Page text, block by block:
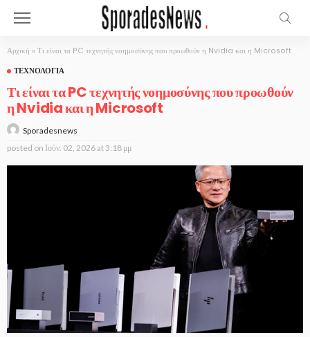
Αρχική » Τι είναι τα PC τεχνητής νοημοσύνης που προωθούν η Nvidia και η Microsoft
ΤΕΧΝΟΛΟΓΊΑ
Τι είναι τα PC τεχνητής νοημοσύνης που προωθούν
η Nvidia και η Microsoft
Sporadesnews
posted on Ιούν. 02, 2026 at 3:18 μμ